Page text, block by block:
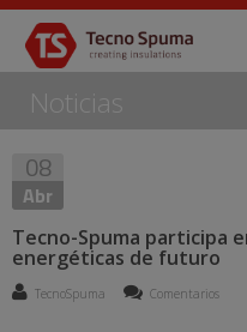
Español
Català
Français
Noticias
08
Abr
Tecno-Spuma participa
energéticas de futuro
TecnoSpuma Comentarios